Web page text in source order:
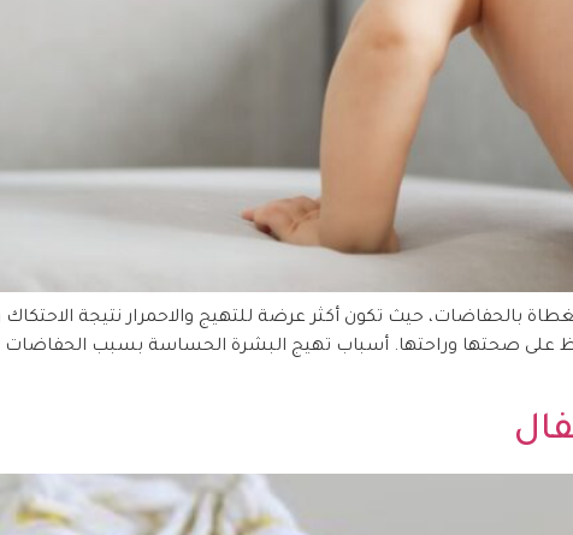
بالحفاضات، حيث تكون أكثر عرضة للتهيج والاحمرار نتيجة
صحتها وراحتها. أسباب تهيج البشرة الحساسة بسبب الحفاضات